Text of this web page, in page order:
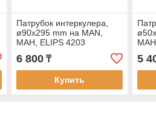
Патрубок интеркулера,
ø90x295 mm на MAN,
МАН, ELIPS 4203
6 800₸
Купить
5